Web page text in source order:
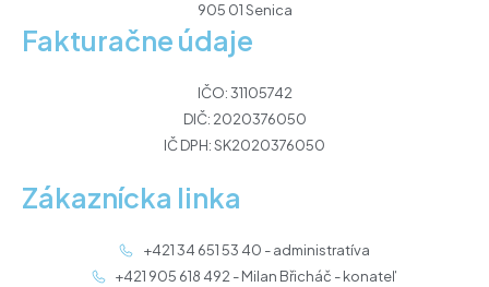
905 01 Senica
Fakturačne údaje
IČO: 31105742
DIČ: 2020376050
IČ DPH: SK2020376050
Zákaznícka linka
+421 34 651 53 40 - administratíva
+421 905 618 492 - Milan Břicháč - konateľ